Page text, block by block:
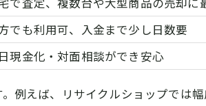
でも利用可、入金まで少し日数要
現金化・対面相談ができ安心
例えば、リサイクルショップでは